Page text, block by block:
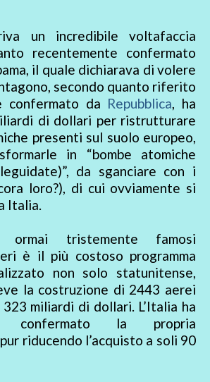
un incredibile voltafaccia
recentemente confermato
il quale dichiarava di volere
secondo quanto riferito
confermato da Repubblica, ha
di dollari per ristrutturare
presenti sul suolo europeo,
in “bombe atomiche
da sganciare con i
loro?), di cui ovviamente si
Italia.
ormai tristemente famosi
è il più costoso programma
non solo statunitense,
la costruzione di 2443 aerei
miliardi di dollari. L’Italia ha
confermato la propria
riducendo l’acquisto a soli 90